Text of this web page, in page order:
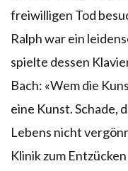
freiwilligen Tod
Ralph war ein
spielte dessen
Bach: «Wem die
eine Kunst. Schade,
Lebens nicht
Klinik zum